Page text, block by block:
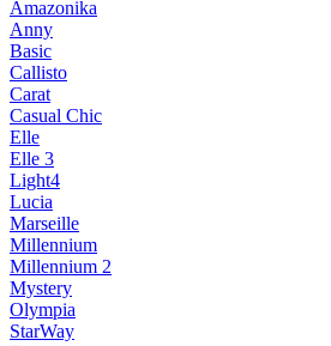
Amazonika
Anny
Basic
Callisto
Carat
Casual Chic
Elle
Elle 3
Light4
Lucia
Marseille
Millennium
Millennium 2
Mystery
Olympia
StarWay